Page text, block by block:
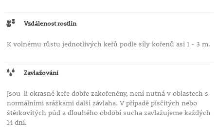
Vzdálenost rostlin
K volnému růstu jednotlivých keřů podle síly kořenů asi 1 - 3 m.
Zavlažování
Jsou-li okrasné keře dobře zakořeněny, není nutná v oblastech s
normálními srážkami další závlaha. V případě písčitých nebo
štěrkovitých půd a dlouhého období sucha zavlažujeme každých
14 dní.